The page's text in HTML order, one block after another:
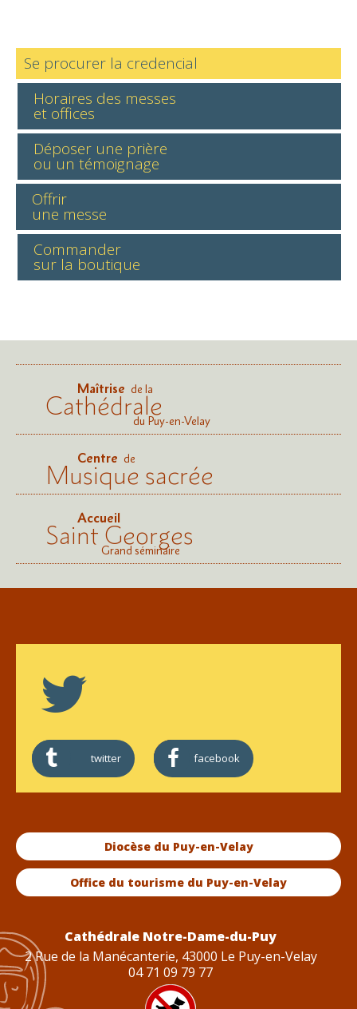
Se procurer la credencial
Horaires des messes
et offices
Déposer une prière
ou un témoignage
Offrir
une messe
Commander
sur la boutique
Maîtrise de la
Cathédraledu Puy-en-Velay
Centre de
Musique sacrée
Accueil
Saint Georges
Grand séminaire
twitter facebook
Diocèse du Puy-en-Velay
Office du tourisme du Puy-en-Velay
Cathédrale Notre-Dame-du-Puy
2 Rue de la Manécanterie, 43000 Le Puy-en-Velay
04 71 09 79 77